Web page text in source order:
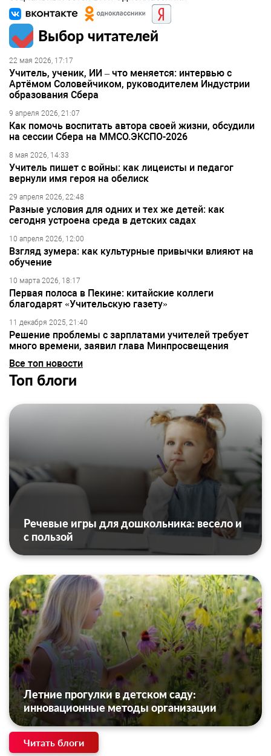
Выбор читателей
22 мая 2026, 17:17
Учитель, ученик, ИИ – что меняется: интервью с
Артёмом Соловейчиком, руководителем Индустрии
образования Сбера
9 апреля 2026, 21:07
Как помочь воспитать автора своей жизни, обсудили
на сессии Сбера на ММСО.ЭКСПО-2026
8 мая 2026, 14:33
Учитель пишет с войны: как лицеисты и педагог
вернули имя героя на обелиск
29 апреля 2026, 22:48
Разные условия для одних и тех же детей: как
сегодня устроена среда в детских садах
10 апреля 2026, 12:00
Взгляд зумера: как культурные привычки влияют на
обучение
10 марта 2026, 18:17
Первая полоса в Пекине: китайские коллеги
благодарят «Учительскую газету»
11 декабря 2025, 21:40
Решение проблемы с зарплатами учителей требует
много времени, заявил глава Минпросвещения
Все топ новости
Топ блоги
Речевые игры для дошкольника: весело и
с пользой
Летние прогулки в детском саду:
инновационные методы организации
Читать блоги